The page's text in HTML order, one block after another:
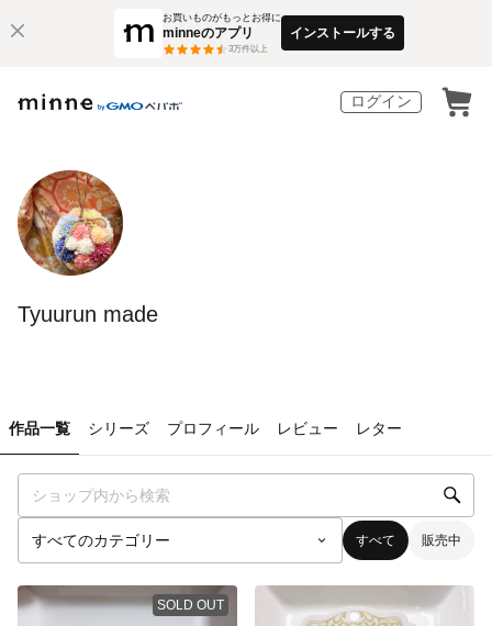
お買いものがもっとお得に
minneのアプリ
3万件以上
インストールする
ログイン
Tyuurun made
作品一覧 シリーズ プロフィール レビュー レター
すべて 販売中
SOLD OUT